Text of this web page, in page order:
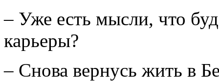
– Уже есть мысли, что
карьеры?
– Снова вернусь жить в